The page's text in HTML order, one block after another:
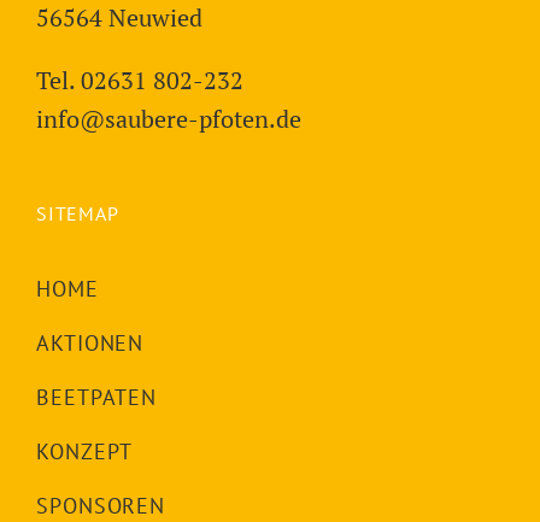
56564 Neuwied
Tel. 02631 802-232
info@saubere-pfoten.de
SITEMAP
HOME
AKTIONEN
BEETPATEN
KONZEPT
SPONSOREN